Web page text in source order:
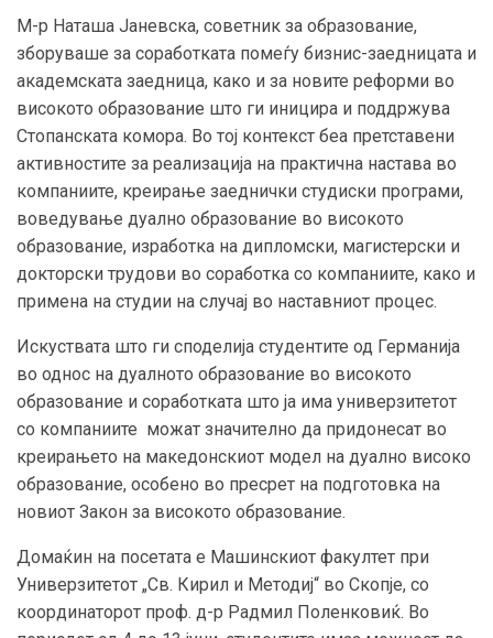
М-р Наташа Јаневска, советник за образование,
зборуваше за соработката помеѓу бизнис-заедницата и
академската заедница, како и за новите реформи во
високото образование што ги иницира и поддржува
Стопанската комора. Во тој контекст беа претставени
активностите за реализација на практична настава во
компаниите, креирање заеднички студиски програми,
воведување дуално образование во високото
образование, изработка на дипломски, магистерски и
докторски трудови во соработка со компаниите, како и
примена на студии на случај во наставниот процес.
Искуствата што ги споделија студентите од Германија
во однос на дуалното образование во високото
образование и соработката што ја има универзитетот
со компаниите можат значително да придонесат во
креирањето на македонскиот модел на дуално високо
образование, особено во пресрет на подготовка на
новиот Закон за високото образование.
Домаќин на посетата е Машинскиот факултет при
Универзитетот „Св. Кирил и Методиј“ во Скопје, со
координаторот проф. д-р Радмил Поленковиќ. Во